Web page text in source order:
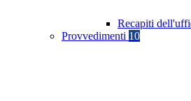
Recapiti
Provvedimenti 10